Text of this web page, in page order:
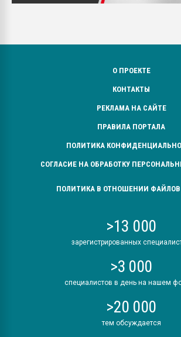
О ПРОЕКТЕ
КОНТАКТЫ
РЕКЛАМА НА САЙТЕ
ПРАВИЛА ПОРТАЛА
ПОЛИТИКА
СОГЛАСИЕ НА ОБРАБОТКУ
ПОЛИТИКА В ОТНОШЕНИИ ФАЙЛОВ
>13 000
зарегистрированных
>3 000
специалистов в день на нашем
>20 000
тем обсуждается